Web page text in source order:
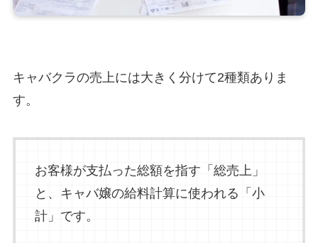
キャバクラの売上には大きく分けて2種類ありま
す。
お客様が支払った総額を指す「総売上」
と、キャバ嬢の給料計算に使われる「小
計」です。